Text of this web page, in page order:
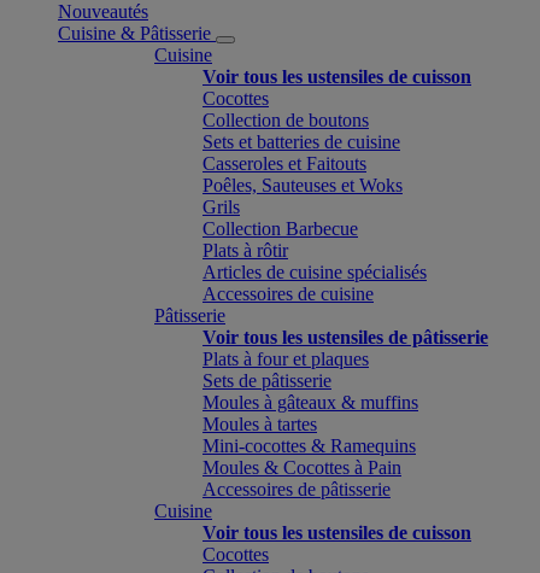
Nouveautés
Cuisine & Pâtisserie
Cuisine
Voir tous les ustensiles de cuisson
Cocottes
Collection de boutons
Sets et batteries de cuisine
Casseroles et Faitouts
Poêles, Sauteuses et Woks
Grils
Collection Barbecue
Plats à rôtir
Articles de cuisine spécialisés
Accessoires de cuisine
Pâtisserie
Voir tous les ustensiles de pâtisserie
Plats à four et plaques
Sets de pâtisserie
Moules à gâteaux & muffins
Moules à tartes
Mini-cocottes & Ramequins
Moules & Cocottes à Pain
Accessoires de pâtisserie
Cuisine
Voir tous les ustensiles de cuisson
Cocottes